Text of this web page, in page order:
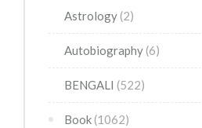
Astrology (2)
Autobiography (6)
BENGALI (522)
Book (1062)